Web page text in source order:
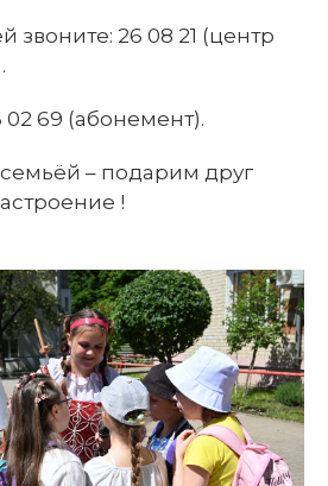
звоните: 26 08 21 (центр
69 (абонемент).
– подарим друг
!